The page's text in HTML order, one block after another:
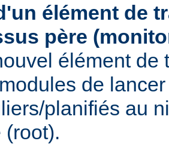
élément de
père
élément de
de
planifiés au
(root).